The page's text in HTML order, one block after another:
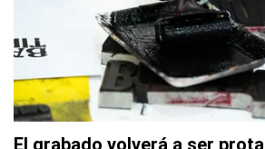
El grabado volverá a ser